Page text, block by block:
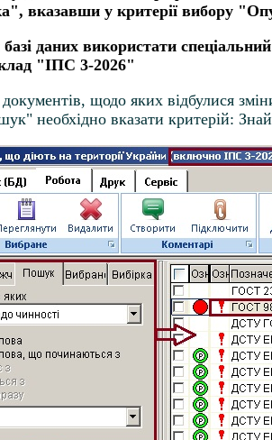
вказавши у критерії вибору
базі даних використати
"ІПС 3-2026"
щодо яких відбулися
необхідно вказати критерій: